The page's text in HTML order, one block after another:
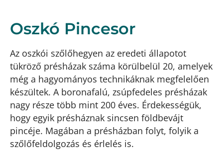
Oszkó Pincesor
Az oszkói szőlőhegyen az eredeti állapotot
tükröző présházak száma körülbelül 20, amelyek
még a hagyományos technikáknak megfelelően
készültek. A boronafalú, zsúpfedeles présházak
nagy része több mint 200 éves. Érdekességük,
hogy egyik présháznak sincsen földbevájt
pincéje. Magában a présházban folyt, folyik a
szőlőfeldolgozás és érlelés is.